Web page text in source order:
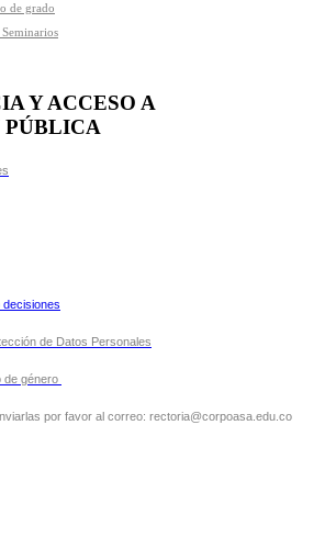
de grado
Y ACCESO A
decisiones
de Datos Personales
de género
por favor al correo: rectoria@corpoasa.edu.co